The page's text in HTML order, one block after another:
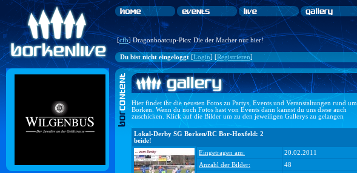
[cfb] Dragonboatcup-Pics: Die der Macher nur hier!
Du bist nicht eingeloggt[Login] [Registrieren]
Hier findet ihr die neusten Fotos zu Partys, Events und Veranstaltungen rund um
Borken. Wenn du noch Fotos hast von Events dann kannst du uns diese auch
zuschicken. Klick auf die Bilder um zu den jeweiligen Gallerys zu gelangen
Lokal-Derby SG Borken/RC Bor-Hoxfeld: 2
beide!
Eingetragen am:
20.02.2011
Anzahl der Bilder:
48